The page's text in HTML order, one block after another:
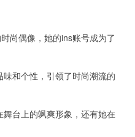
偶像，她的ins账号成为了
和个性，引领了时尚潮流的
台上的飒爽形象，还有她在